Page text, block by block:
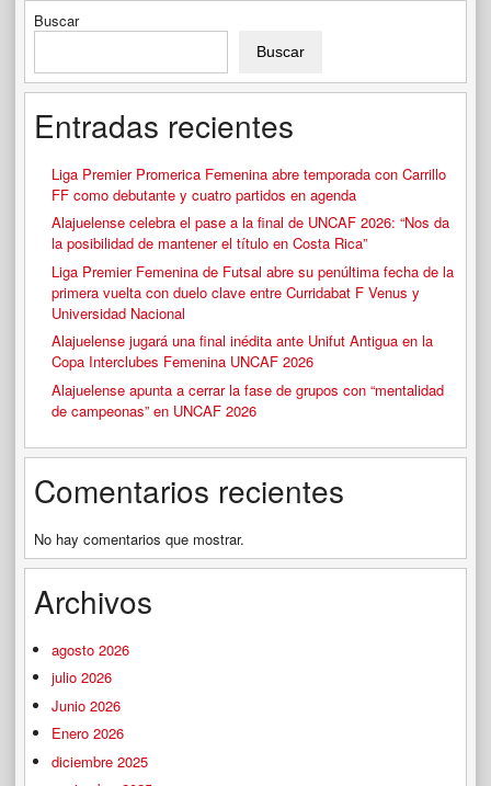
Buscar
Buscar
Entradas recientes
Liga Premier Promerica Femenina abre temporada con Carrillo
FF como debutante y cuatro partidos en agenda
Alajuelense celebra el pase a la final de UNCAF 2026: “Nos da
la posibilidad de mantener el título en Costa Rica”
Liga Premier Femenina de Futsal abre su penúltima fecha de la
primera vuelta con duelo clave entre Curridabat F Venus y
Universidad Nacional
Alajuelense jugará una final inédita ante Unifut Antigua en la
Copa Interclubes Femenina UNCAF 2026
Alajuelense apunta a cerrar la fase de grupos con “mentalidad
de campeonas” en UNCAF 2026
Comentarios recientes
No hay comentarios que mostrar.
Archivos
agosto 2026
julio 2026
Junio 2026
Enero 2026
diciembre 2025